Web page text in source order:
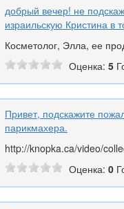
добрый вечер! не
израильскую Кристина в
Косметолог, Элла, ее
Оценка: 5
Привет, подскажите
парикмахера.
http://knopka.ca/video/
Оценка: 0